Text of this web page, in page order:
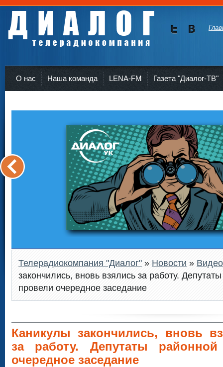
О нас Наша команда LENA-FM Газета "Диалог-ТВ"
Телерадиокомпания "Диалог" » Новости »
закончились, вновь взялись за работу.
провели очередное заседание
Каникулы закончились, вновь
за работу. Депутаты
очередное заседание